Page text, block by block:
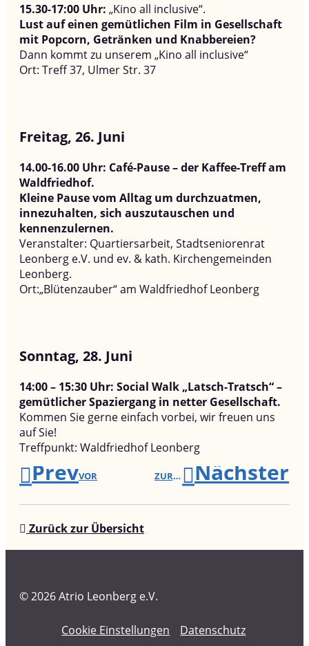
15.30-17:00 Uhr: „Kino all inclusive“.
Lust auf einen gemütlichen Film in Gesellschaft
mit Popcorn, Getränken und Knabbereien?
Dann kommt zu unserem „Kino all inclusive“
Ort: Treff 37, Ulmer Str. 37
Freitag, 26. Juni
14.00-16.00 Uhr: Café-Pause – der Kaffee-Treff am
Waldfriedhof.
Kleine Pause vom Alltag um durchzuatmen,
innezuhalten, sich auszutauschen und
kennenzulernen.
Veranstalter: Quartiersarbeit, Stadtseniorenrat
Leonberg e.V. und ev. & kath. Kirchengemeinden
Leonberg.
Ort:„Blütenzauber“ am Waldfriedhof Leonberg
Sonntag, 28. Juni
14:00 – 15:30 Uhr: Social Walk „Latsch-Tratsch“ –
gemütlicher Spaziergang in netter Gesellschaft.
Kommen Sie gerne einfach vorbei, wir freuen uns
auf Sie!
Treffpunkt: Waldfriedhof Leonberg
PrevVOR ZURÜCK Nächster
Zurück zur Übersicht
© 2026 Atrio Leonberg e.V.
Cookie Einstellungen Datenschutz